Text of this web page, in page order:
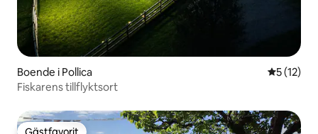
Boende i Pollica 5 av 5 i
5 (12)
Fiskarens tillflyktsort